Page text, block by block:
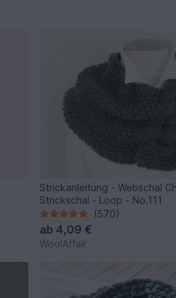
Strickanleitung - Webschal
Strickschal - Loop - No.111
(570)
ab 4,09 €
WoolAffair